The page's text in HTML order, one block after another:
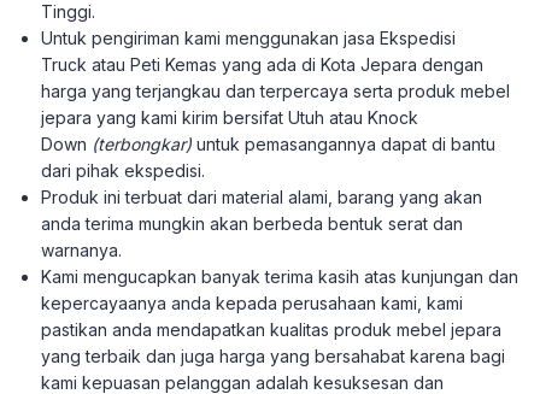
Tinggi.
Untuk pengiriman kami menggunakan jasa Ekspedisi
Truck atau Peti Kemas yang ada di Kota Jepara dengan
harga yang terjangkau dan terpercaya serta produk mebel
jepara yang kami kirim bersifat Utuh atau Knock
Down (terbongkar) untuk pemasangannya dapat di bantu
dari pihak ekspedisi.
Produk ini terbuat dari material alami, barang yang akan
anda terima mungkin akan berbeda bentuk serat dan
warnanya.
Kami mengucapkan banyak terima kasih atas kunjungan dan
kepercayaanya anda kepada perusahaan kami, kami
pastikan anda mendapatkan kualitas produk mebel jepara
yang terbaik dan juga harga yang bersahabat karena bagi
kami kepuasan pelanggan adalah kesuksesan dan